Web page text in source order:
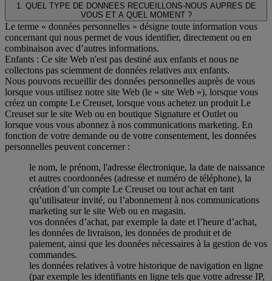
1. QUEL TYPE DE DONNEES RECUEILLONS-NOUS AUPRES DE
VOUS ET A QUEL MOMENT ?
Le terme « données personnelles » désigne toute information vous
concernant qui nous permet de vous identifier, directement ou en
combinaison avec d’autres informations.
Enfants : Ce site Web n'est pas destiné aux enfants et nous ne
collectons pas sciemment de données relatives aux enfants.
Nous pouvons recueillir des données personnelles auprès de vous
lorsque vous utilisez notre site Web (le « site Web »), lorsque vous
créez un compte Le Creuset, lorsque vous achetez un produit Le
Creuset sur le site Web ou en boutique Signature et Outlet ou
lorsque vous vous abonnez à nos communications marketing. En
fonction de votre demande ou de votre consentement, les données
personnelles peuvent concerner :
le nom, le prénom, l'adresse électronique, la date de naissance
et autres coordonnées (adresse et numéro de téléphone), la
création d’un compte Le Creuset ou tout achat en tant
qu’utilisateur invité, ou l’abonnement à nos communications
marketing sur le site Web ou en magasin.
vos données d’achat, par exemple la date et l’heure d’achat,
les données de livraison, les données de produit et de
paiement, ainsi que les données nécessaires à la gestion de vos
commandes.
les données relatives à votre historique de navigation en ligne
(par exemple les identifiants en ligne tels que votre adresse IP,